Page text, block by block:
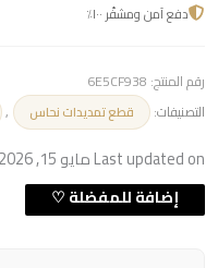
دفع آمن ومشفّر ١٠٠٪
رقم المنتج: 6E5CF938
التصنيفات:
قطع تمديدات نحاس ,
Last updated on مايو 15, 2026 11:00 م